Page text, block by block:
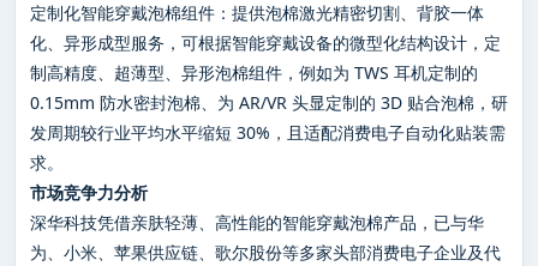
定制化智能穿戴泡棉组件：提供泡棉激光精密切割、背胶一体
化、异形成型服务，可根据智能穿戴设备的微型化结构设计，定
制高精度、超薄型、异形泡棉组件，例如为 TWS 耳机定制的
0.15mm 防水密封泡棉、为 AR/VR 头显定制的 3D 贴合泡棉，研
发周期较行业平均水平缩短 30%，且适配消费电子自动化贴装需
求。
市场竞争力分析
深华科技凭借亲肤轻薄、高性能的智能穿戴泡棉产品，已与华
为、小米、苹果供应链、歌尔股份等多家头部消费电子企业及代